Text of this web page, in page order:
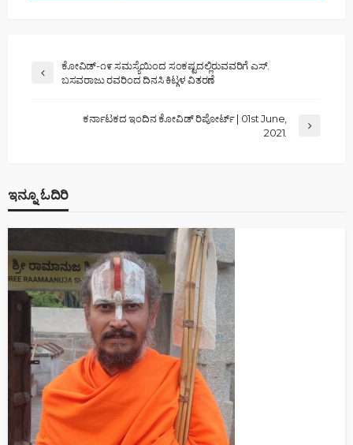
ಕೋವಿಡ್-೧೯ ಸಮಸ್ಯೆಯಿಂದ ಸಂಕಷ್ಟದಲ್ಲಿರುವವರಿಗೆ ಎಸ್.
ಬಸವರಾಜು ರವರಿಂದ ದಿನಸಿ ಕಿಟ್ಗಳ ವಿತರಣೆ
ಕರ್ನಾಟಕದ ಇಂದಿನ ಕೋವಿಡ್ ರಿಪೋರ್ಟ್ | 01st June,
2021.
ಇನ್ನೂ ಓದಿರಿ